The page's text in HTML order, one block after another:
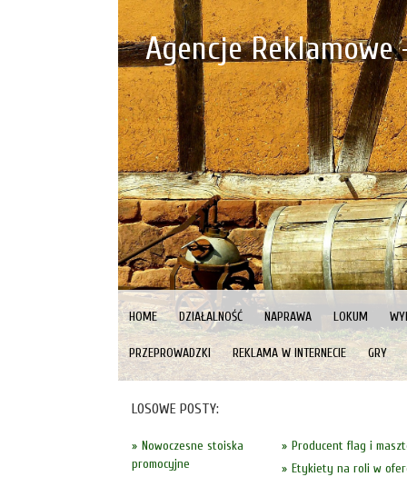
HOME DZIAŁALNOŚĆ NAPRAWA LOKUM
PRZEPROWADZKI REKLAMA W INTERNECIE GRY
Agencje
LOSOWE POSTY:
Producent flag i
Nowoczesne stoiska
promocyjne
Etykiety na roli w